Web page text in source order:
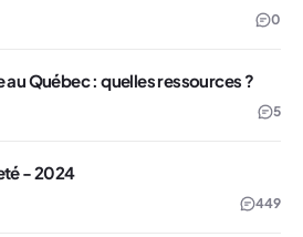
0
Québec : quelles ressources ?
5
- 2024
449